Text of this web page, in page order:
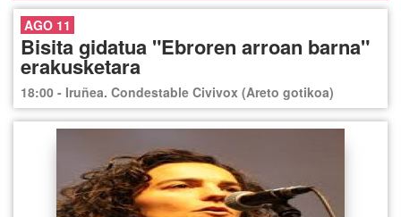
AGO 11
Bisita gidatua "Ebroren arroan barna"
erakusketara
18:00 - Iruñea. Condestable Civivox (Areto gotikoa)